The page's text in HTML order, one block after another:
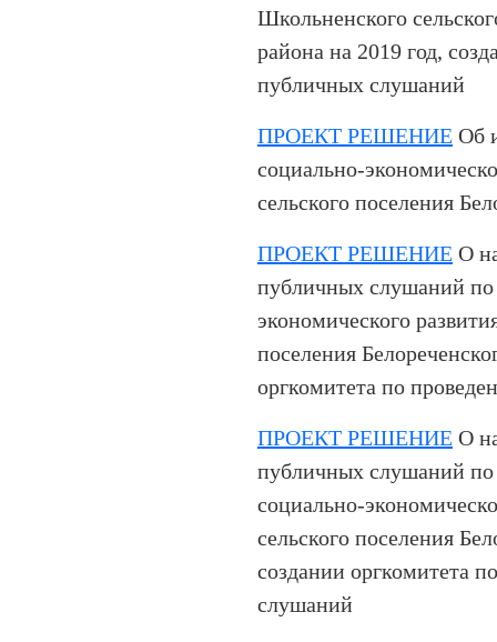
Школьненского
района на 2019 год,
публичных слушаний
ПРОЕКТ РЕШЕНИЕ Об
социально-
сельского поселения
ПРОЕКТ РЕШЕНИЕ О
публичных слушаний по
экономического
поселения
оргкомитета по
ПРОЕКТ РЕШЕНИЕ О
публичных слушаний по
социально-
сельского поселения
создании оргкомитета
слушаний